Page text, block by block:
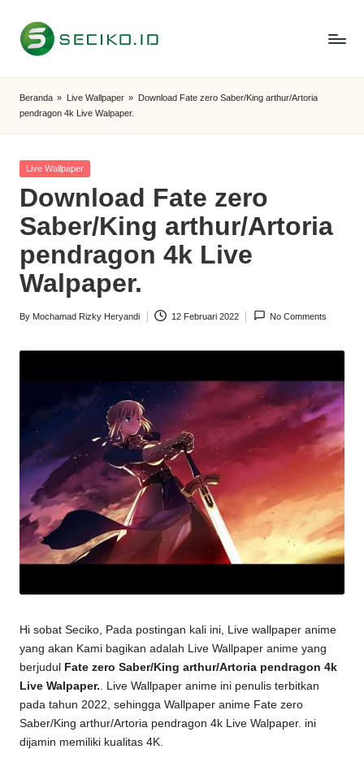
Skip
S
e
c
i
k
o
I
D
Beranda » Live Wallpaper » Download Fate zero Saber/King arthur/Artoria
pendragon 4k Live Walpaper.
Posted
Live Wallpaper
Download Fate zero
Saber/King arthur/Artoria
pendragon 4k Live
Walpaper.
Posted
By Mochamad Rizky Heryandi 12 Februari 2022 No Comments
Hi sobat Seciko, Pada postingan kali ini, Live wallpaper anime
yang akan Kami bagikan adalah Live Wallpaper anime yang
berjudul
Fate zero Saber/King arthur/Artoria pendragon 4k
Live Walpaper.. Live Wallpaper anime ini penulis terbitkan
pada tahun 2022, sehingga Wallpaper anime Fate zero
Saber/King arthur/Artoria pendragon 4k Live Walpaper. ini
dijamin memiliki kualitas 4K.